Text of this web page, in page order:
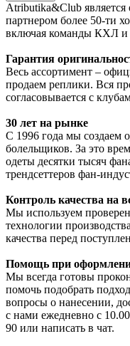
Atributika&Club
партнером более 50-ти
включая команды КХЛ
Гарантия
Весь ассортимент –
продаем реплики. Вся
согласовывается с
30 лет на рынке
С 1996 года мы создаем
болельщиков. За это
одеты десятки тысяч
трендсеттеров фан-
Контроль качества на
Мы используем
технологии
качества перед
Помощь при
Мы всегда готовы
помочь подобрать
вопросы о нанесении,
с нами ежедневно с
90 или написать в чат.